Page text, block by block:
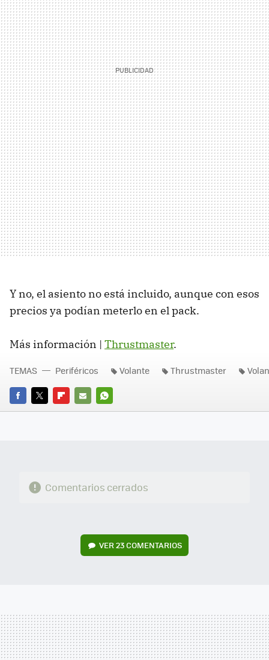
Y no, el asiento no está incluido, aunque con esos
precios ya podían meterlo en el pack.
Más información | Thrustmaster.
FACEBOOK
TWITTERFLIPBOARD
E-
WHATSAPP
TEMAS Periféricos Volante Thrustmaster
Comentarios cerrados
VER23 COMENTARIOS